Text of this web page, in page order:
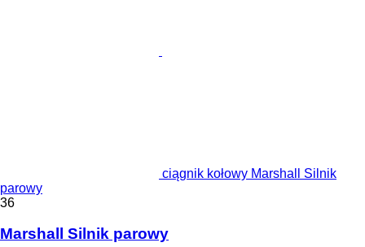
ciągnik kołowy Marshall Silnik
parowy
36
Marshall Silnik parowy